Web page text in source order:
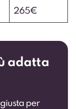
265€
adatta
per